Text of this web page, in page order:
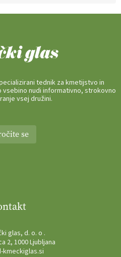
tednik za kmetijstvo in
nudi informativno, strokovno
vsej družini.
se
glas, d. o. o .
2, 1000 Ljubljana
kmeckiglas.si